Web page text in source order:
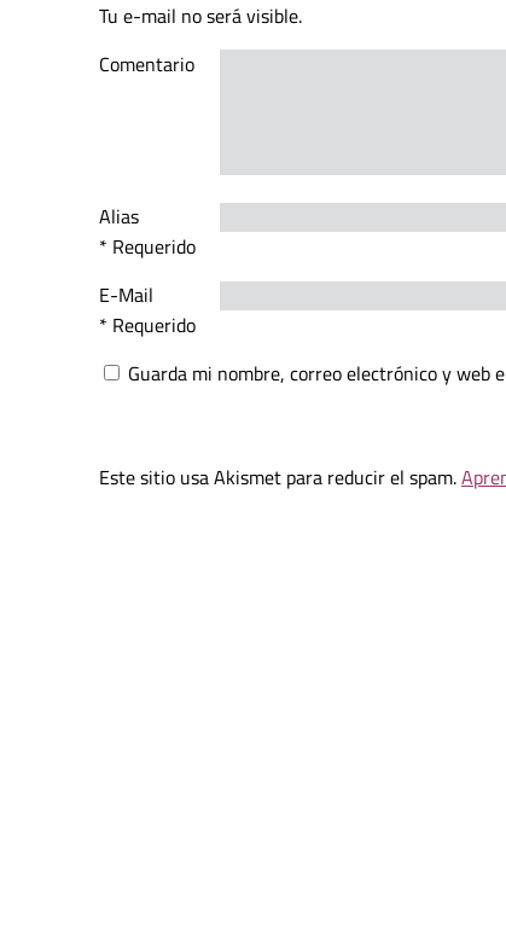
Tu e-mail no será visible.
Comentario
Alias
* Requerido
E-Mail
* Requerido
Guarda mi nombre, correo electrónico y web
Este sitio usa Akismet para reducir el spam.